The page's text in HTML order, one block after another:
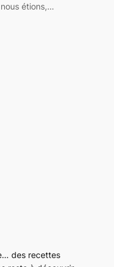
étions,…
des recettes